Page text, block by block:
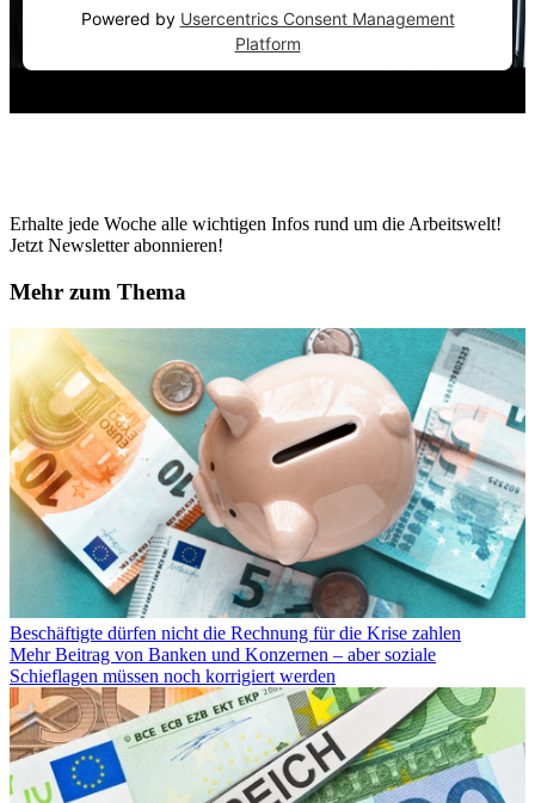
Powered by Usercentrics Consent Management
Platform
Erhalte jede Woche alle wichtigen Infos rund um die Arbeitswelt!
Jetzt Newsletter abonnieren!
Mehr zum Thema
Beschäftigte dürfen nicht die Rechnung für die Krise zahlen
Mehr Beitrag von Banken und Konzernen – aber soziale
Schieflagen müssen noch korrigiert werden